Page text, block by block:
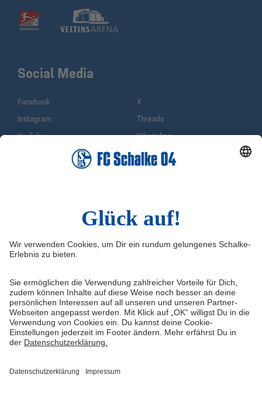
Service & Kontakt
Erklärung zur Barrierefreiheit
Medienportal
Datenschutz
Haftungsausschluss
Tickets
VELTINS-Arena
Knappenschmiede
ERWIN buchen
Social Media
Facebook
X
Instagram
Threads
YouTube
WhatsApp
Sina Weibo